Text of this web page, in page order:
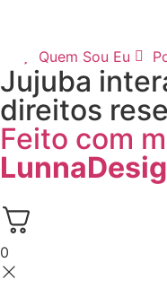
Quem Sou Eu
Jujuba
direitos
Feito com
0